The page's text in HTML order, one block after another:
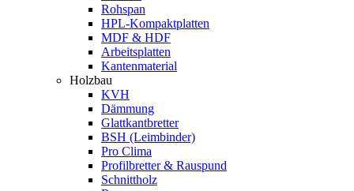
Rohspan
HPL-Kompaktplatten
MDF & HDF
Arbeitsplatten
Kantenmaterial
Holzbau
KVH
Dämmung
Glattkantbretter
BSH (Leimbinder)
Pro Clima
Profilbretter & Rauspund
Schnittholz